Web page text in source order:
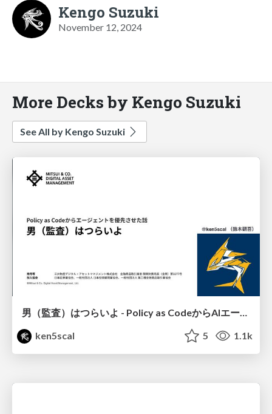
Kengo Suzuki
November 12, 2024
More Decks by Kengo Suzuki
See All by Kengo Suzuki
男（監査）はつらいよ - Policy as CodeからAIエージェントへ
ken5scal
5 1.1k